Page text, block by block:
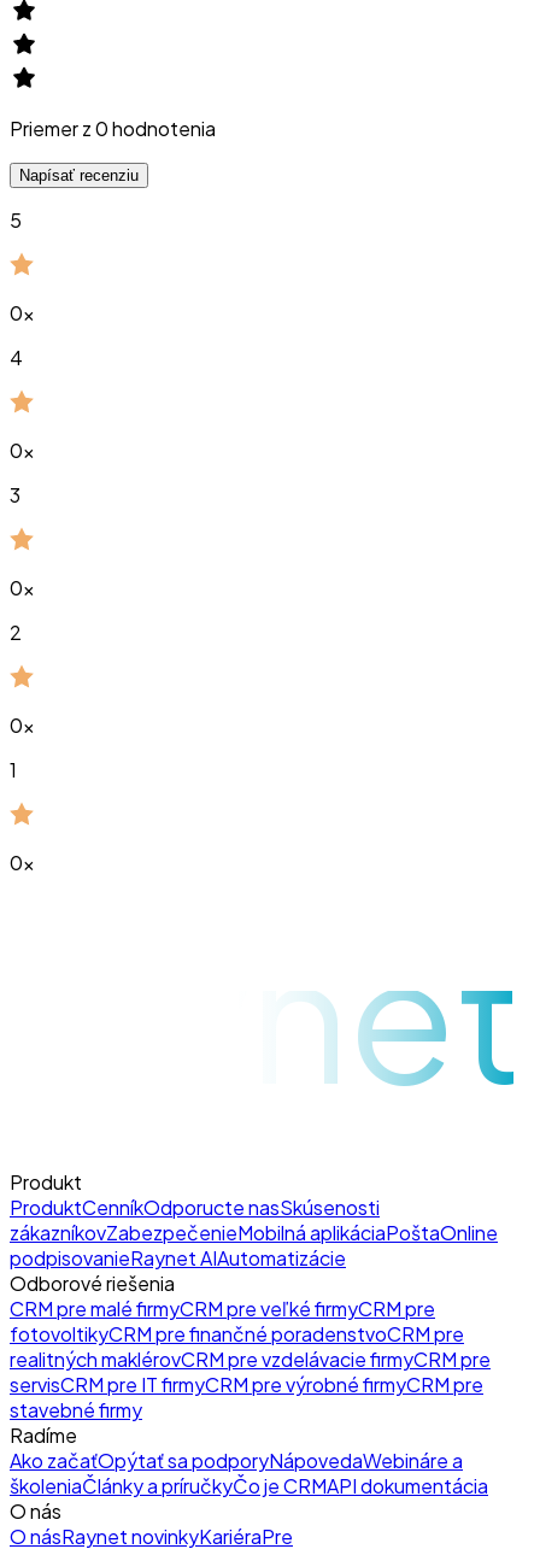
Priemer z0hodnotenia
Napísať recenziu
5
0x
4
0x
3
0x
2
0x
1
0x
raynet
Produkt
ProduktCenníkOdporucte nasSkúsenosti
zákazníkovZabezpečenieMobilná aplikáciaPoštaOnline
podpisovanieRaynet AIAutomatizácie
Odborové riešenia
CRM pre malé firmyCRM pre veľké firmyCRM pre
fotovoltikyCRM pre finančné poradenstvoCRM pre
realitných maklérovCRM pre vzdelávacie firmyCRM pre
servisCRM pre IT firmyCRM pre výrobné firmyCRM pre
stavebné firmy
Radíme
Ako začaťOpýtať sa podporyNápovedaWebináre a
školeniaČlánky a príručkyČo je CRMAPI dokumentácia
O nás
O násRaynet novinkyKariéraPre